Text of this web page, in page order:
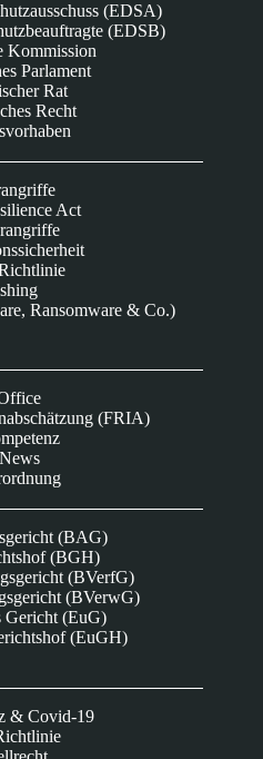
(EDSA)
(EDSB)
Kommission
Parlament
Rat
Recht
Act
Ransomware & Co.)
(FRIA)
(BAG)
(BGH)
(BVerfG)
(BVerwG)
Gericht (EuG)
(EuGH)
& Covid-19